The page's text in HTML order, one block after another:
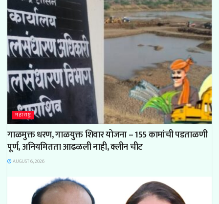
महाराष्ट्र
गाळमुक्त धरण, गाळयुक्त शिवार योजना – 155 कामांची पडताळणी
पूर्ण, अनियमितता आढळली नाही, क्लीन चीट
AUGUST 6, 2026